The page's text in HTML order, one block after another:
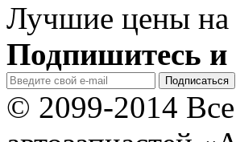
Лучшие цены на
Подпишитесь и
© 2099-2014